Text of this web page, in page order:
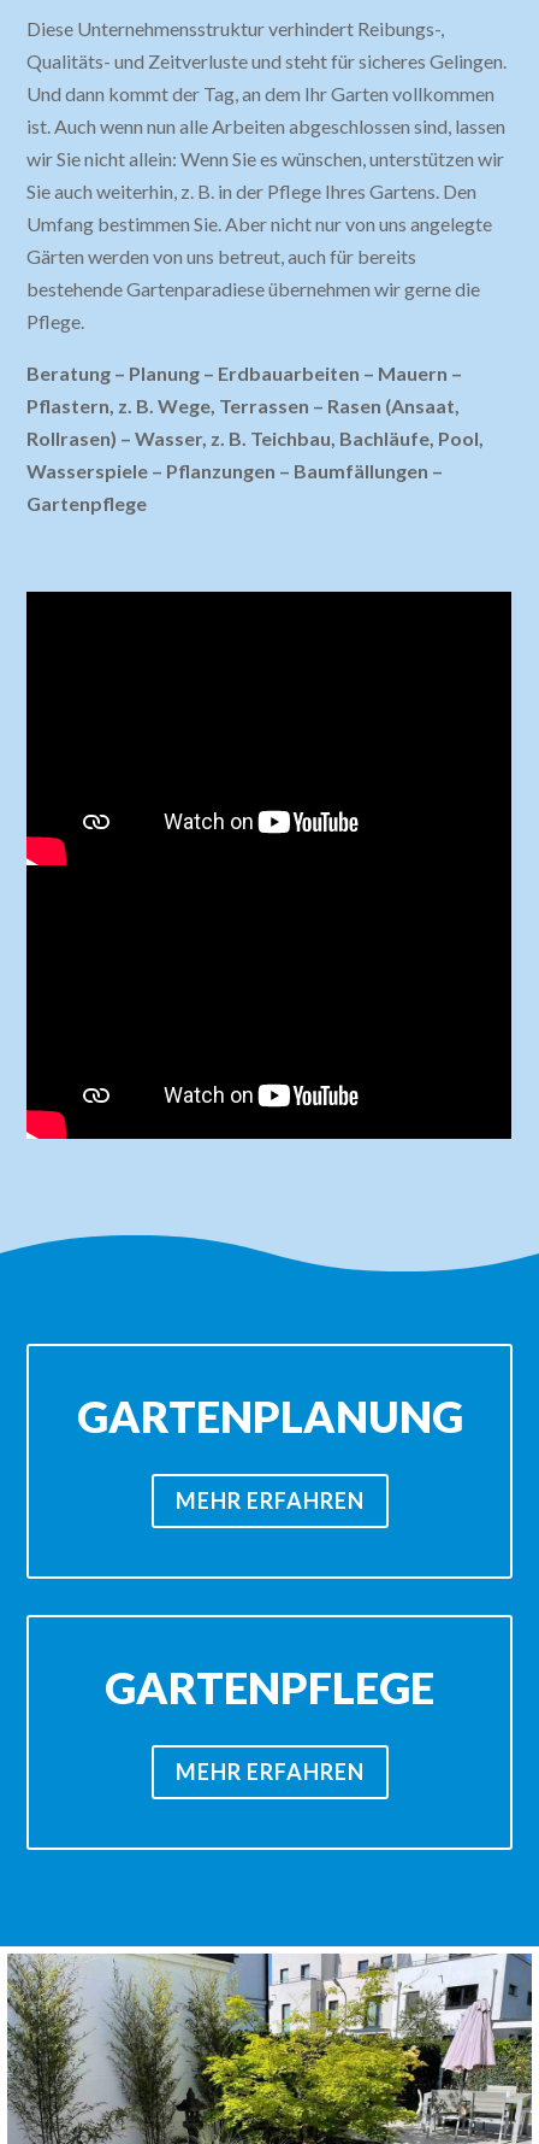
Diese Unternehmensstruktur verhindert Reibungs-,
Qualitäts- und Zeitverluste und steht für sicheres Gelingen.
Und dann kommt der Tag, an dem Ihr Garten vollkommen
ist. Auch wenn nun alle Arbeiten abgeschlossen sind, lassen
wir Sie nicht allein: Wenn Sie es wünschen, unterstützen wir
Sie auch weiterhin, z. B. in der Pflege Ihres Gartens. Den
Umfang bestimmen Sie. Aber nicht nur von uns angelegte
Gärten werden von uns betreut, auch für bereits
bestehende Gartenparadiese übernehmen wir gerne die
Pflege.
Beratung – Planung – Erdbauarbeiten – Mauern –
Pflastern, z. B. Wege, Terrassen – Rasen (Ansaat,
Rollrasen) – Wasser, z. B. Teichbau, Bachläufe, Pool,
Wasserspiele – Pflanzungen – Baumfällungen –
Gartenpflege
GARTENPLANUNG
MEHR ERFAHREN
GARTENPFLEGE
MEHR ERFAHREN